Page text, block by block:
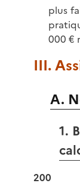
plus
000 €
III.
A.
1.
200